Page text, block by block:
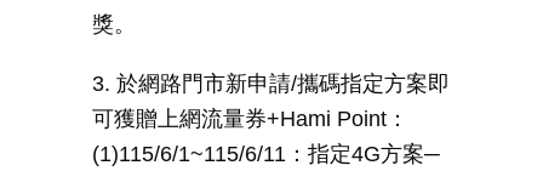
獎。
3. 於網路門市新申請/攜碼指定方案即
可獲贈上網流量券+Hami Point ：
(1)115/6/1~115/6/11 ：指定4G方案─